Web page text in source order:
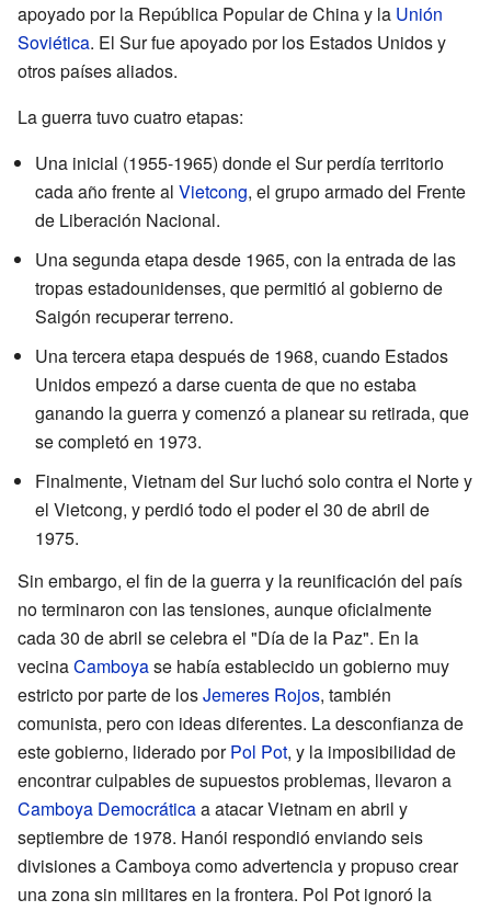
apoyado por la República Popular de China y la Unión
Soviética. El Sur fue apoyado por los Estados Unidos y
otros países aliados.
La guerra tuvo cuatro etapas:
Una inicial (1955-1965) donde el Sur perdía territorio
cada año frente al Vietcong, el grupo armado del Frente
de Liberación Nacional.
Una segunda etapa desde 1965, con la entrada de las
tropas estadounidenses, que permitió al gobierno de
Saigón recuperar terreno.
Una tercera etapa después de 1968, cuando Estados
Unidos empezó a darse cuenta de que no estaba
ganando la guerra y comenzó a planear su retirada, que
se completó en 1973.
Finalmente, Vietnam del Sur luchó solo contra el Norte y
el Vietcong, y perdió todo el poder el 30 de abril de
1975.
Sin embargo, el fin de la guerra y la reunificación del país
no terminaron con las tensiones, aunque oficialmente
cada 30 de abril se celebra el "Día de la Paz". En la
vecinaCamboyase había establecido un gobierno muy
estricto por parte de losJemeres Rojos, también
comunista, pero con ideas diferentes. La desconfianza de
este gobierno, liderado porPol Pot, y la imposibilidad de
encontrar culpables de supuestos problemas, llevaron a
Camboya Democráticaa atacar Vietnam en abril y
septiembre de 1978. Hanói respondió enviando seis
divisiones a Camboya como advertencia y propuso crear
una zona sin militares en la frontera. Pol Pot ignoró la